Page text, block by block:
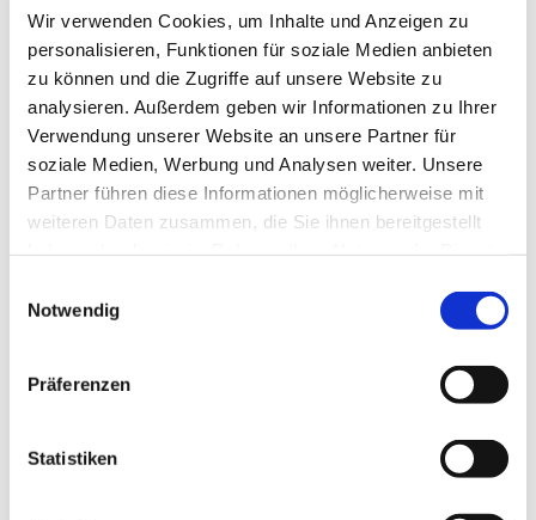
Wir verwenden Cookies, um Inhalte und Anzeigen zu
personalisieren, Funktionen für soziale Medien anbieten
zu können und die Zugriffe auf unsere Website zu
analysieren. Außerdem geben wir Informationen zu Ihrer
Verwendung unserer Website an unsere Partner für
soziale Medien, Werbung und Analysen weiter. Unsere
Partner führen diese Informationen möglicherweise mit
weiteren Daten zusammen, die Sie ihnen bereitgestellt
Notwendig
Präferenzen
Statistiken